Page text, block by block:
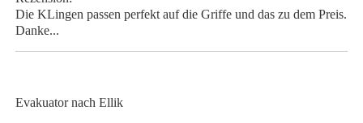
Die KLingen passen perfekt auf die Griffe und das zu dem Preis.
Danke...
Evakuator nach Ellik